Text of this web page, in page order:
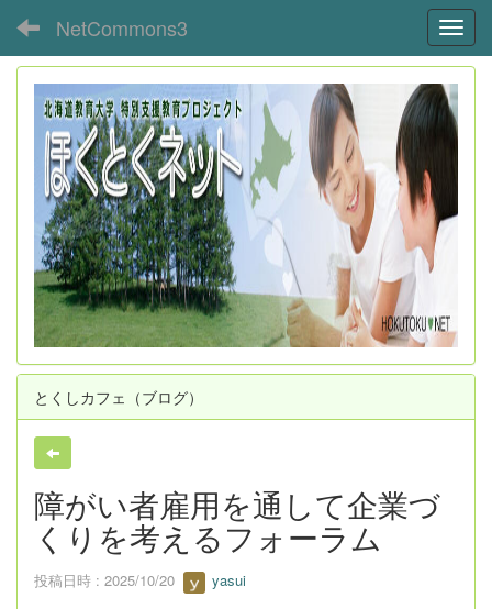
NetCommons3
とくしカフェ（ブログ）
障がい者雇用を通して企業づ
くりを考えるフォーラム
投稿日時 : 2025/10/20 yasui